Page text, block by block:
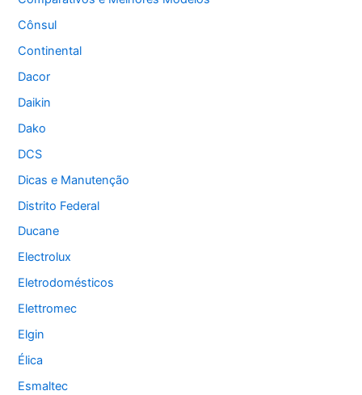
Cônsul
Continental
Dacor
Daikin
Dako
DCS
Dicas e Manutenção
Distrito Federal
Ducane
Electrolux
Eletrodomésticos
Elettromec
Elgin
Élica
Esmaltec